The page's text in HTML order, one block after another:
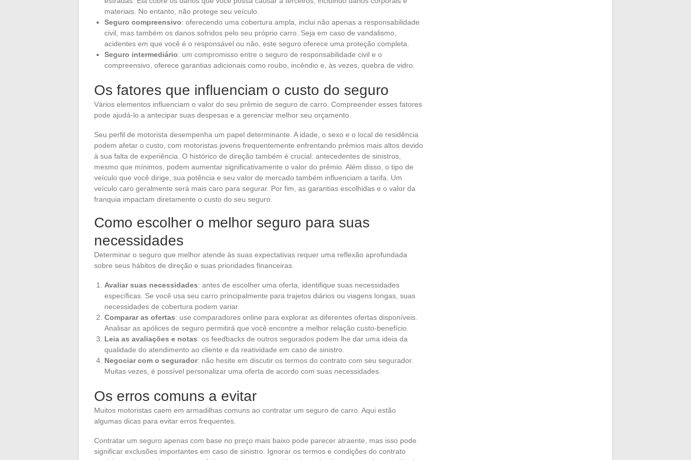
materiais. No entanto, não protege seu veículo.
Seguro compreensivo: oferecendo uma cobertura ampla, inclui não apenas a responsabilidade
civil, mas também os danos sofridos pelo seu próprio carro. Seja em caso de vandalismo,
acidentes em que você é o responsável ou não, este seguro oferece uma proteção completa.
Seguro intermediário: um compromisso entre o seguro de responsabilidade civil e o
compreensivo, oferece garantias adicionais como roubo, incêndio e, às vezes, quebra de vidro.
Os fatores que influenciam o custo do seguro
Vários elementos influenciam o valor do seu prêmio de seguro de carro. Compreender esses fatores
pode ajudá-lo a antecipar suas despesas e a gerenciar melhor seu orçamento.
Seu perfil de motorista desempenha um papel determinante. A idade, o sexo e o local de residência
podem afetar o custo, com motoristas jovens frequentemente enfrentando prêmios mais altos devido
à sua falta de experiência. O histórico de direção também é crucial: antecedentes de sinistros,
mesmo que mínimos, podem aumentar significativamente o valor do prêmio. Além disso, o tipo de
veículo que você dirige, sua potência e seu valor de mercado também influenciam a tarifa. Um
veículo caro geralmente será mais caro para segurar. Por fim, as garantias escolhidas e o valor da
franquia impactam diretamente o custo do seu seguro.
Como escolher o melhor seguro para suas
necessidades
Determinar o seguro que melhor atende às suas expectativas requer uma reflexão aprofundada
sobre seus hábitos de direção e suas prioridades financeiras.
Avaliar suas necessidades: antes de escolher uma oferta, identifique suas necessidades
específicas. Se você usa seu carro principalmente para trajetos diários ou viagens longas, suas
necessidades de cobertura podem variar.
Comparar as ofertas: use comparadores online para explorar as diferentes ofertas disponíveis.
Analisar as apólices de seguro permitirá que você encontre a melhor relação custo-benefício.
Leia as avaliações e notas: os feedbacks de outros segurados podem lhe dar uma ideia da
qualidade do atendimento ao cliente e da reatividade em caso de sinistro.
Negociar com o segurador: não hesite em discutir os termos do contrato com seu segurador.
Muitas vezes, é possível personalizar uma oferta de acordo com suas necessidades.
Os erros comuns a evitar
Muitos motoristas caem em armadilhas comuns ao contratar um seguro de carro. Aqui estão
algumas dicas para evitar erros frequentes.
Contratar um seguro apenas com base no preço mais baixo pode parecer atraente, mas isso pode
significar exclusões importantes em caso de sinistro. Ignorar os termos e condições do contrato